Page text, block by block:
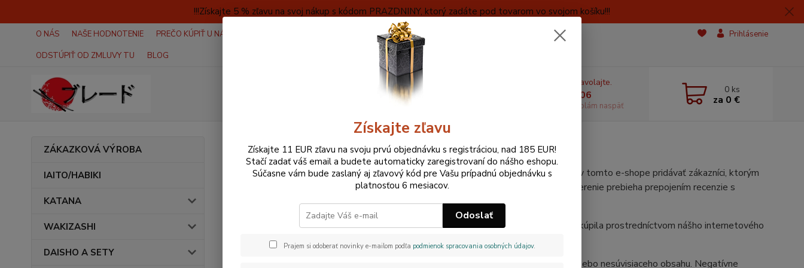
!!!Získajte 5 % zľavu na svoj nákup s kódom PRAZDNINY, ktorý zadáte pod tovarom vo svojom košíku!!!
O NÁS NAŠE HODNOTENIE PREČO KÚPIŤ U NÁS? OBCHODNÉ INFORMÁCIE
ODSTÚPIŤ OD ZMLUVY TU
BLOG
Prihlásenie
Hľadať
Neviete si rady? Zavolajte.
+420 606059406
Pri nedostupnosti volám naspäť
0 ks
za 0 €
ZÁKAZKOVÁ VÝROBA
IAITO/HABIKI
KATANA
WAKIZASHI
DAISHO A SETY
Recenzie označené ako „Overená recenzia“ môžu priamo pri jednotlivých produktoch v tomto e-shope pridávať zákazníci, ktorým
bol odkaz na vloženie recenzie zaslaný v súvislosti s uskutočnenou objednávkou. Overenie prebieha prepojením recenzie s
evidovanou objednávkou.
Neoznačené recenzie nemusia pochádzať od osoby, ktorá si výrobok alebo službu zakúpila prostredníctvom nášho internetového
Recenzie pred zverejnením kontrolujeme iba z hľadiska nevhodného, protiprávneho alebo nesúvisiaceho obsahu. Negatívne
Získajte zľavu
Získajte 11 EUR zľavu na svoju prvú objednávku s registráciou, nad 185 EUR!
Stačí zadať váš email a budete automaticky zaregistrovaní do nášho eshopu.
Súčasne vám bude zaslaný aj zľavový kód pre Vašu prípadnú objednávku s
platnosťou 6 mesiacov.
Odoslať
Prajem si odoberať novinky e-mailom podľa podmienok spracovania osobných údajov.